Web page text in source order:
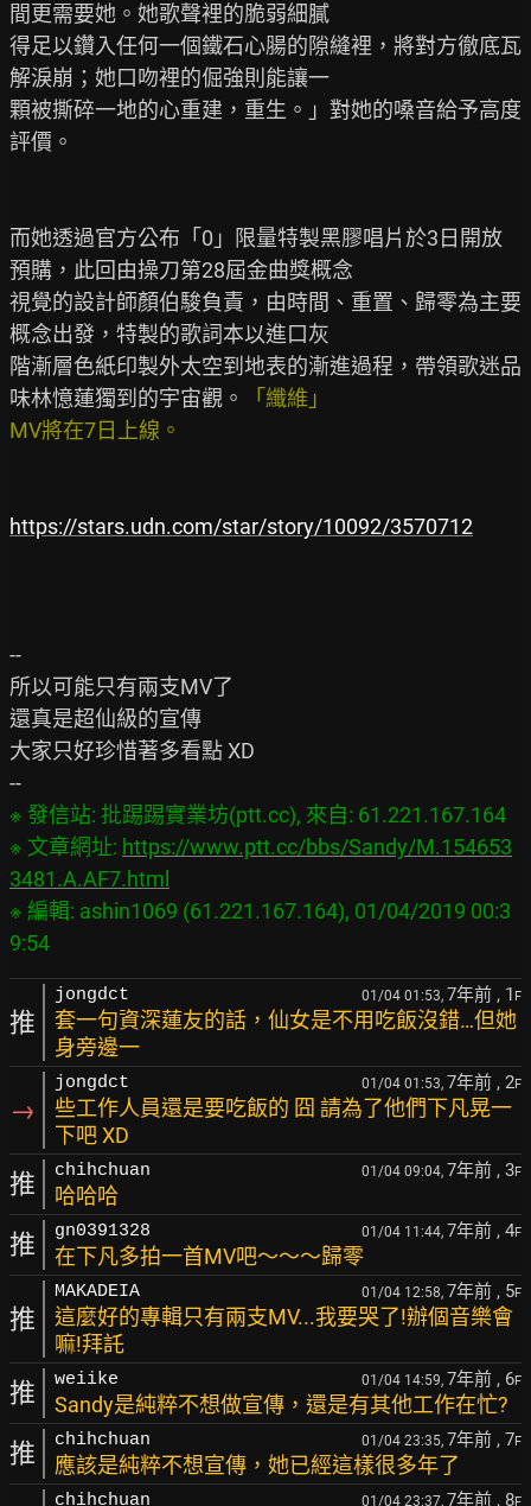
間更需要她。她歌聲裡的脆弱細膩
得足以鑽入任何一個鐵石心腸的隙縫裡，將對方徹底瓦
解淚崩；她口吻裡的倔強則能讓一
顆被撕碎一地的心重建，重生。」對她的嗓音給予高度
評價。
而她透過官方公布「0」限量特製黑膠唱片於3日開放
預購，此回由操刀第28屆金曲獎概念
視覺的設計師顏伯駿負責，由時間、重置、歸零為主要
概念出發，特製的歌詞本以進口灰
階漸層色紙印製外太空到地表的漸進過程，帶領歌迷品
味林憶蓮獨到的宇宙觀。
「纖維」
MV將在7日上線。
https://stars.udn.com/star/story/10092/3570712
--
所以可能只有兩支MV了
還真是超仙級的宣傳
大家只好珍惜著多看點 XD
※ 發信站: 批踢踢實業坊(ptt.cc), 來自: 61.221.167.164
※ 文章網址: https://www.ptt.cc/bbs/Sandy/M.154653
3481.A.AF7.html
※ 編輯: ashin1069 (61.221.167.164), 01/04/2019 00:3
推
jongdct 01/04 01:53, 7年前 , 1 F
套一句資深蓮友的話，仙女是不用吃飯沒錯…但她
身旁邊一
→
jongdct 01/04 01:53, 7年前 , 2F
些工作人員還是要吃飯的 囧 請為了他們下凡晃一
下吧 XD
推 chihchuan 01/04 09:04, 7年前 , 3F
哈哈哈
推 gn0391328 01/04 11:44, 7年前 , 4F
在下凡多拍一首MV吧～～～歸零
推
MAKADEIA 01/04 12:58, 7年前 , 5F
這麼好的專輯只有兩支MV...我要哭了!辦個音樂會
嘛!拜託
推 weiike 01/04 14:59, 7年前 , 6F
Sandy是純粹不想做宣傳，還是有其他工作在忙?
推 chihchuan 01/04 23:35, 7年前 , 7F
應該是純粹不想宣傳，她已經這樣很多年了
chihchuan 01/04 23:37, 7年前 , 8F